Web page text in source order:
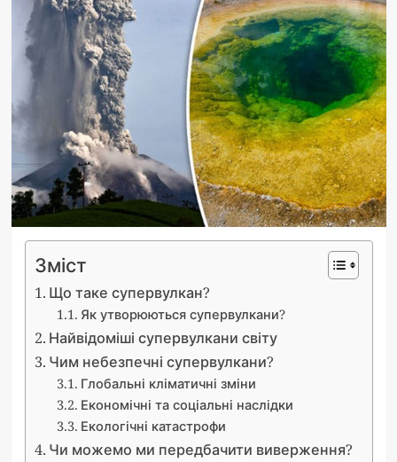
Зміст
Що таке супервулкан?
Як утворюються супервулкани?
Найвідоміші супервулкани світу
Чим небезпечні супервулкани?
Глобальні кліматичні зміни
Економічні та соціальні наслідки
Екологічні катастрофи
Чи можемо ми передбачити виверження?